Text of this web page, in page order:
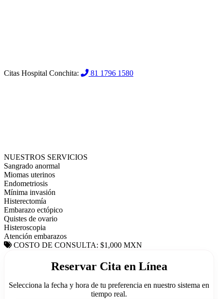
Citas Hospital Conchita: 81 1796 1580
NUESTROS SERVICIOS
Sangrado anormal
Miomas uterinos
Endometriosis
Mínima invasión
Histerectomía
Embarazo ectópico
Quistes de ovario
Histeroscopia
Atención embarazos
COSTO DE CONSULTA: $1,000 MXN
Reservar Cita en Línea
Selecciona la fecha y hora de tu preferencia en nuestro sistema en
tiempo real.